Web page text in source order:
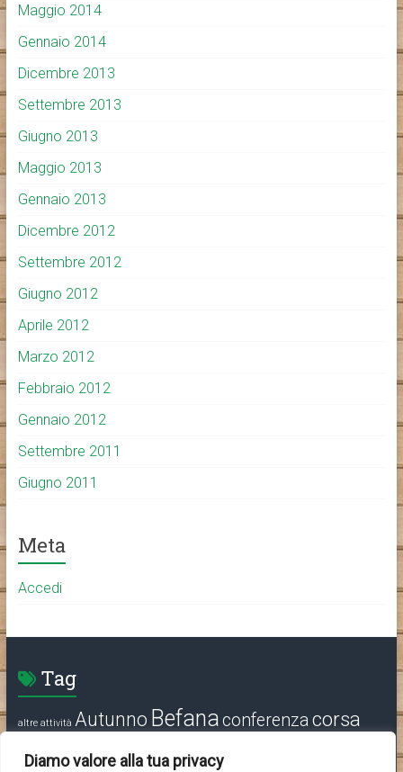
Diamo valore alla tua privacy
Maggio 2014
Gennaio 2014
Dicembre 2013
Settembre 2013
Giugno 2013
Maggio 2013
Gennaio 2013
Dicembre 2012
Settembre 2012
Giugno 2012
Aprile 2012
Marzo 2012
Febbraio 2012
Gennaio 2012
Settembre 2011
Giugno 2011
Meta
Accedi
Tag
altre attività Autunno Befanaconferenzacorsa
Pignarûlprogramma